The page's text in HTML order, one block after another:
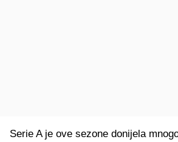
Serie A je ove sezone donijela